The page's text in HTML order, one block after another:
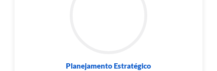
Planejamento Estratégico